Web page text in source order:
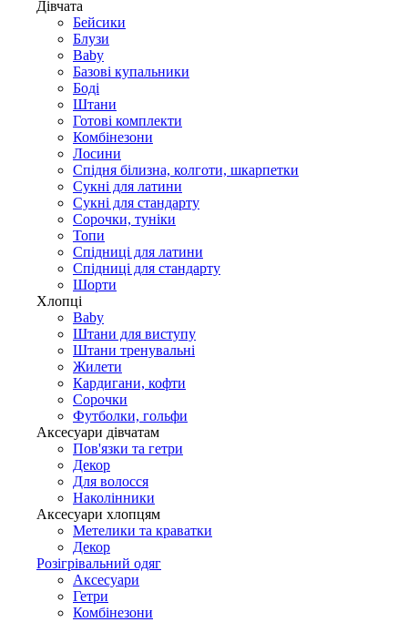
Дівчата
Бейсики
Блузи
Baby
Базові купальники
Боді
Штани
Готові комплекти
Комбінезони
Лосини
Спідня білизна, колготи, шкарпетки
Сукні для латини
Сукні для стандарту
Сорочки, туніки
Топи
Спідниці для латини
Спідниці для стандарту
Шорти
Хлопці
Baby
Штани для виступу
Штани тренувальні
Жилети
Кардигани, кофти
Сорочки
Футболки, гольфи
Аксесуари дівчатам
Пов'язки та гетри
Декор
Для волосся
Наколінники
Аксесуари хлопцям
Метелики та краватки
Декор
Розігрівальний одяг
Аксесуари
Гетри
Комбінезони